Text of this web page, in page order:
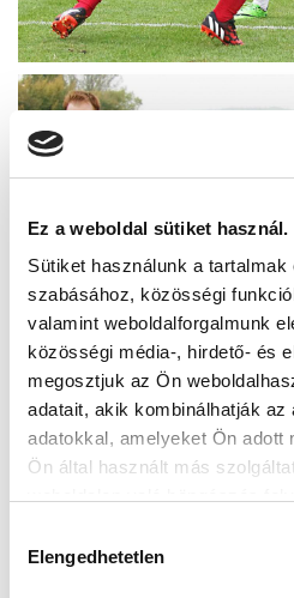
Ez a weboldal sütiket használ.
Sütiket használunk a
szabásához, közösségi
valamint weboldalforgalmunk
közösségi média-, hirdető- és
megosztjuk az Ön
adatait, akik kombinálhatják az
adatokkal, amelyeket Ön adott
Ön által használt más
kiválasztása
Elengedhetetlen